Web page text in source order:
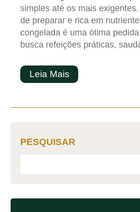
simples até os mais
de preparar e rica em
congelada é uma ótima
busca refeições práticas,
Leia Mais
PESQUISAR